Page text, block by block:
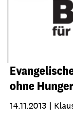
ohne
14.11.2013 |